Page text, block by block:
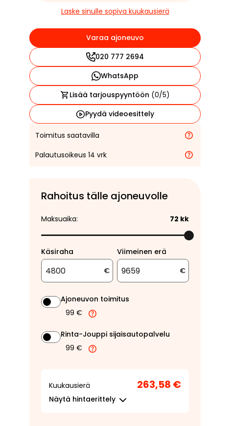
Laske sinulle sopiva kuukausierä
Varaa ajoneuvo
020 777 2694
WhatsApp
Lisää tarjouspyyntöön (0/5)
Pyydä videoesittely
Toimitus saatavilla
Palautusoikeus 14 vrk
Rahoitus tälle ajoneuvolle
Maksuaika: 72 kk
Käsiraha
€
Viimeinen erä
€
Ajoneuvon toimitus
99 €
Rinta-Jouppi sijaisautopalvelu
99 €
Kuukausierä 263,58 €
Näytä hintaerittely